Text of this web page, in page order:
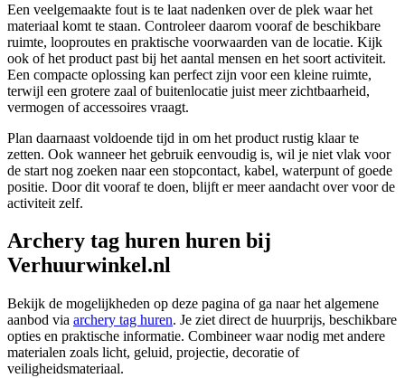
Een veelgemaakte fout is te laat nadenken over de plek waar het
materiaal komt te staan. Controleer daarom vooraf de beschikbare
ruimte, looproutes en praktische voorwaarden van de locatie. Kijk
ook of het product past bij het aantal mensen en het soort activiteit.
Een compacte oplossing kan perfect zijn voor een kleine ruimte,
terwijl een grotere zaal of buitenlocatie juist meer zichtbaarheid,
vermogen of accessoires vraagt.
Plan daarnaast voldoende tijd in om het product rustig klaar te
zetten. Ook wanneer het gebruik eenvoudig is, wil je niet vlak voor
de start nog zoeken naar een stopcontact, kabel, waterpunt of goede
positie. Door dit vooraf te doen, blijft er meer aandacht over voor de
activiteit zelf.
Archery tag huren huren bij
Verhuurwinkel.nl
Bekijk de mogelijkheden op deze pagina of ga naar het algemene
aanbod via archery tag huren. Je ziet direct de huurprijs, beschikbare
opties en praktische informatie. Combineer waar nodig met andere
materialen zoals licht, geluid, projectie, decoratie of
veiligheidsmateriaal.